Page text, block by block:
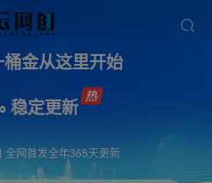
金从这里开始
稳定更新
全网首发全年365天更新